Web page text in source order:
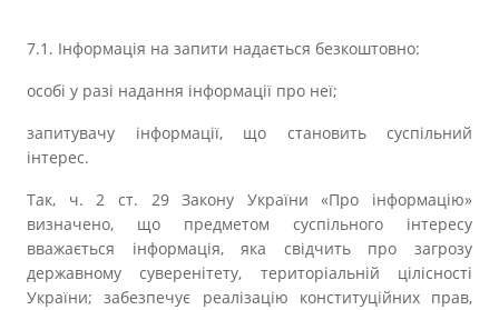
7.1. Інформація на запити надається безкоштовно:
особі у разі надання інформації про неї;
запитувачу інформації, що становить суспільний
інтерес.
Так, ч. 2 ст. 29 Закону України «Про інформацію»
визначено, що предметом суспільного інтересу
вважається інформація, яка свідчить про загрозу
державному суверенітету, територіальній цілісності
України; забезпечує реалізацію конституційних прав,